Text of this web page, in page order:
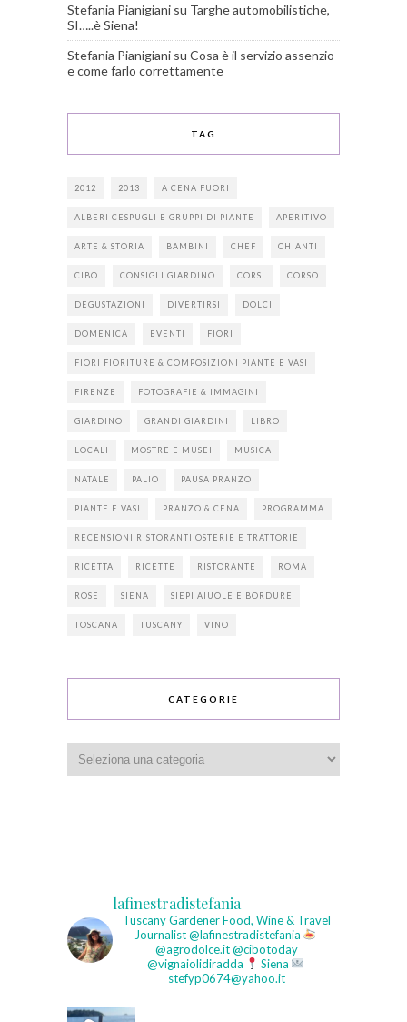
Stefania Pianigiani su Targhe automobilistiche,
SI…..è Siena!
Stefania Pianigiani su Cosa è il servizio assenzio
e come farlo correttamente
TAG
2012 2013 A CENA FUORI
ALBERI CESPUGLI E GRUPPI DI PIANTE APERITIVO
ARTE & STORIA BAMBINI CHEF CHIANTI
CIBO CONSIGLI GIARDINO CORSI CORSO
DEGUSTAZIONI DIVERTIRSI DOLCI
DOMENICA EVENTI FIORI
FIORI FIORITURE & COMPOSIZIONI PIANTE E VASI
FIRENZE FOTOGRAFIE & IMMAGINI
GIARDINO GRANDI GIARDINI LIBRO
LOCALI MOSTRE E MUSEI MUSICA
NATALE PALIO PAUSA PRANZO
PIANTE E VASI PRANZO & CENA PROGRAMMA
RECENSIONI RISTORANTI OSTERIE E TRATTORIE
RICETTA RICETTE RISTORANTE ROMA
ROSE SIENA SIEPI AIUOLE E BORDURE
TOSCANA TUSCANY VINO
CATEGORIE
lafinestradistefania
Tuscany GardenerFood, Wine & Travel
Journalist@lafinestradistefania
@agrodolce.it @cibotoday
@vignaiolidiradda
Siena
stefyp0674@yahoo.it